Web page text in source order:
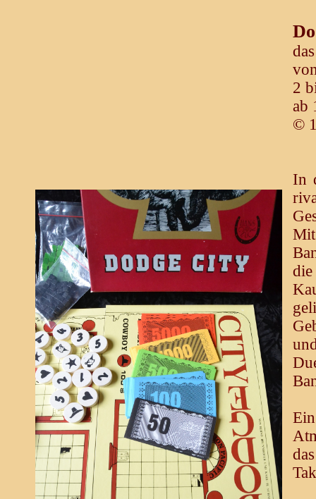
2
ab
©
In